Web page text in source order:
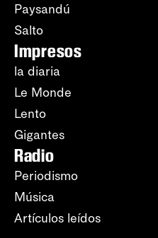
Paysandú
Salto
Impresos
la diaria
Le Monde
Lento
Gigantes
Radio
Periodismo
Música
Artículos leídos